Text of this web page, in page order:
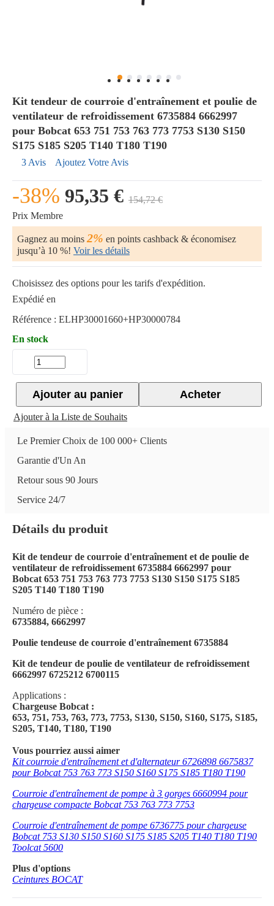
Kit tendeur de courroie d'entraînement et poulie de
ventilateur de refroidissement 6735884 6662997
pour Bobcat 653 751 753 763 773 7753 S130 S150
S175 S185 S205 T140 T180 T190
3 Avis Ajoutez Votre Avis
-38% 95,35 € 154,72 €
Prix Membre
Gagnez au moins 2% en points cashback & économisez
jusqu’à 10 %! Voir les détails
Choisissez des options pour les tarifs d'expédition.
Expédié en
Référence : ELHP30001660+HP30000784
En stock
Acheter
Ajouter au panier
Ajouter à la Liste de Souhaits
Le Premier Choix de 100 000+ Clients
Garantie d'Un An
Retour sous 90 Jours
Service 24/7
Détails du produit
Kit de tendeur de courroie d'entraînement et de poulie de
ventilateur de refroidissement 6735884 6662997 pour
Bobcat 653 751 753 763 773 7753 S130 S150 S175 S185
S205 T140 T180 T190
Numéro de pièce :
6735884, 6662997
Poulie tendeuse de courroie d'entraînement 6735884
Kit de tendeur de poulie de ventilateur de refroidissement
6662997 6725212 6700115
Applications :
Chargeuse Bobcat :
653, 751, 753, 763, 773, 7753, S130, S150, S160, S175, S185,
S205, T140, T180, T190
Vous pourriez aussi aimer
Kit courroie d'entraînement et d'alternateur 6726898 6675837
pour Bobcat 753 763 773 S150 S160 S175 S185 T180 T190
Courroie d'entraînement de pompe à 3 gorges 6660994 pour
chargeuse compacte Bobcat 753 763 773 7753
Courroie d'entraînement de pompe 6736775 pour chargeuse
Bobcat 753 S130 S150 S160 S175 S185 S205 T140 T180 T190
Toolcat 5600
Plus d'options
Ceintures BOCAT